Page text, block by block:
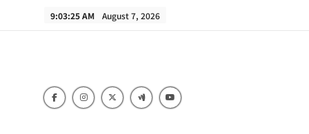
9:03:25 AM August 7, 2026